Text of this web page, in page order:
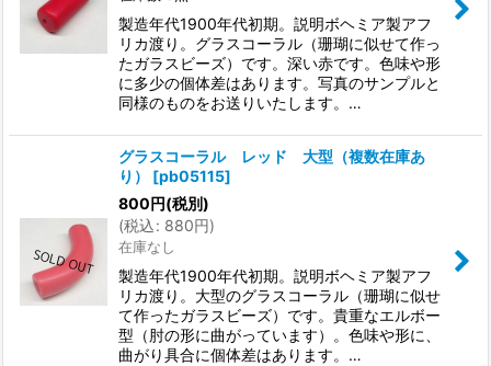
製造年代1900年代初期。説明ボヘミア製アフ
リカ渡り。グラスコーラル（珊瑚に似せて作っ
たガラスビーズ）です。深い赤です。色味や形
に多少の個体差はあります。写真のサンプルと
同様のものをお送りいたします。…
グラスコーラル レッド 大型（複数在庫あ
り）
[pb05115]
800円(税別)
(税込: 880円)
在庫なし
製造年代1900年代初期。説明ボヘミア製アフ
リカ渡り。大型のグラスコーラル（珊瑚に似せ
て作ったガラスビーズ）です。貴重なエルボー
型（肘の形に曲がっています）。色味や形に、
曲がり具合に個体差はあります。…